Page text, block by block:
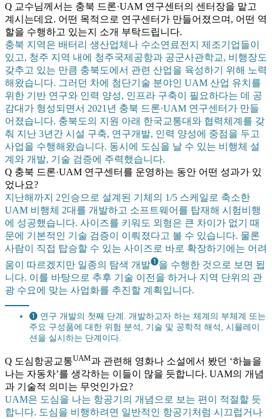
Q 교수님께서는 충북 드론·UAM 연구센터의 센터장을 맡고
계시는데요. 어떤 목적으로 연구센터가 만들어졌으며, 어떤 역
할을 수행하고 있는지 소개 부탁드립니다.
충북 지역은 배터리 생산업체나 수소연료전지 제조기업들이
있고, 청주 지역 내에 청주국제공항과 공군사관학교, 비행장도
갖추고 있는 만큼 충북도에서 관련 산업을 육성하기 위해 노력
해왔습니다. 그러던 차에 첨단기술 분야인 UAM 산업 유치를
위한 기반 연구와 인력 양성, 인프라 구축이 필요하다는 데 공
감대가 형성되면서 2021년 충북 드론·UAM 연구센터가 만들
어졌습니다. 충북도의 지원 아래 한국교통대와 협력체계를 갖
춰 지난 3년간 시설 구축, 연구개발, 인력 양성에 중점을 두고
사업을 수행해왔습니다. 동시에 도심을 날 수 있는 비행체 설
계와 개발, 기술 검증에 주력했습니다.
Q 충북 드론·UAM 연구센터를 운영하는 동안 어떤 성과가 있
었나요?
지난해까지 2인승으로 설계된 기체의 1/5 스케일로 축소한
UAM 비행체 2대를 개발하고 소프트웨어를 탑재해 시험비행
에 성공했습니다. 사이즈를 키워도 외형은 큰 차이가 없기 때
문에 기본적인 기술 검증이 이뤄졌다고 볼 수 있습니다. 물론
사람이 직접 탑승할 수 있는 사이즈로 바로 확장하기에는 어려
움이 따르겠지만 일종의 탐색 개발❶을 수행한 것으로 보면 됩
니다. 이를 바탕으로 추후 기술 이전을 하거나 지역 단위의 관
광 수요에 맞는 사업화를 추진할 계획입니다.
❶ 연구 개발의 첫째 단계. 개발하고자 하는 체계의 부체계 또는
주요 구성품에 대한 위험 분석, 기술 및 공학적 해석, 시뮬레이
션을 실시하는 단계이다.
Q 도심항공교통UAM과 관련해 영화나 소설에서 봤던 ‘하늘을
나는 자동차’를 생각하는 이들이 많을 듯합니다. UAM의 개념
과 기술적 의미는 무엇인가요?
UAM은 도심을 나는 항공기의 개념으로 보는 편이 적절할 듯
합니다. 도심을 비행하려면 일반적인 항공기처럼 시끄럽거나